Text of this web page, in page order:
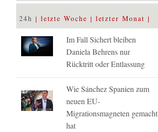
24h letzte Woche letzter Monat
Im Fall Sichert bleiben
Daniela Behrens nur
Rücktritt oder Entlassung
Wie Sánchez Spanien zum
neuen EU-
Migrationsmagneten gemacht
hat